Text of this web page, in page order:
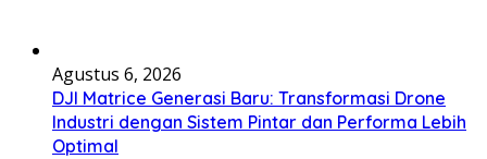
Agustus 6, 2026
DJI Matrice Generasi Baru: Transformasi Drone
Industri dengan Sistem Pintar dan Performa Lebih
Optimal